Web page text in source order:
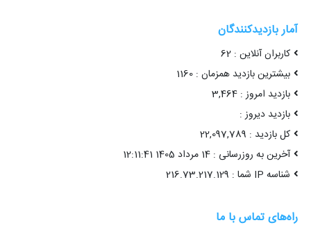
آمار بازدیدکنندگان
کاربران آنلاین : 62
بیشترین بازدید همزمان : 1160
بازدید امروز : 3,464
بازدید دیروز :
کل بازدید : 22,097,789
آخرین به روزرسانی : 14 مرداد 1405 12:11:41
شناسه IP شما : 216.73.217.129
راه‌های تماس با ما